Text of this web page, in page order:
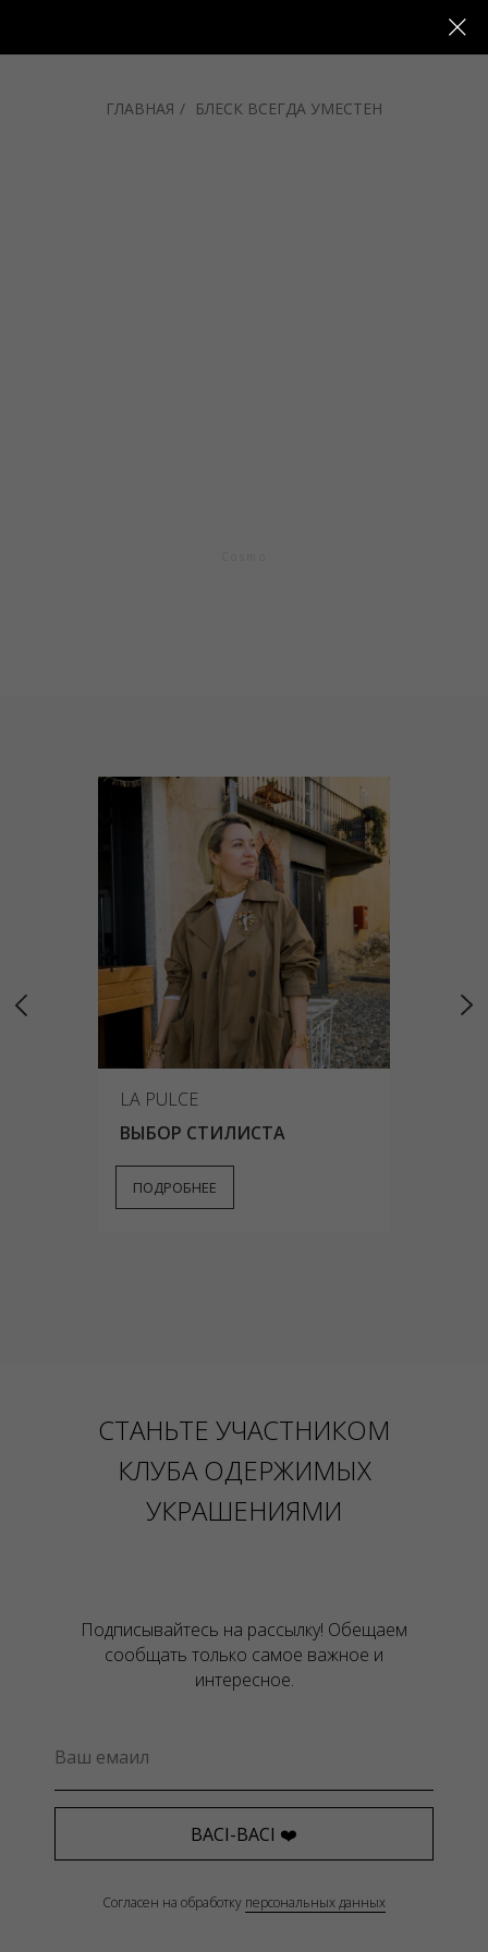
ГЛАВНАЯ / БЛЕСК ВСЕГДА УМЕСТЕН
Колье "Preziosi" цветное
Cosmo
ПОДРОБНЕЕ
LA PULCE
ВЫБОР СТИЛИСТА
ПОДРОБНЕЕ
СТАНЬТЕ УЧАСТНИКОМ
КЛУБА ОДЕРЖИМЫХ
УКРАШЕНИЯМИ
Подписывайтесь на рассылку! Обещаем
сообщать только самое важное и
интересное.
BACI-BACI ❤️
Согласен на обработку персональных данных